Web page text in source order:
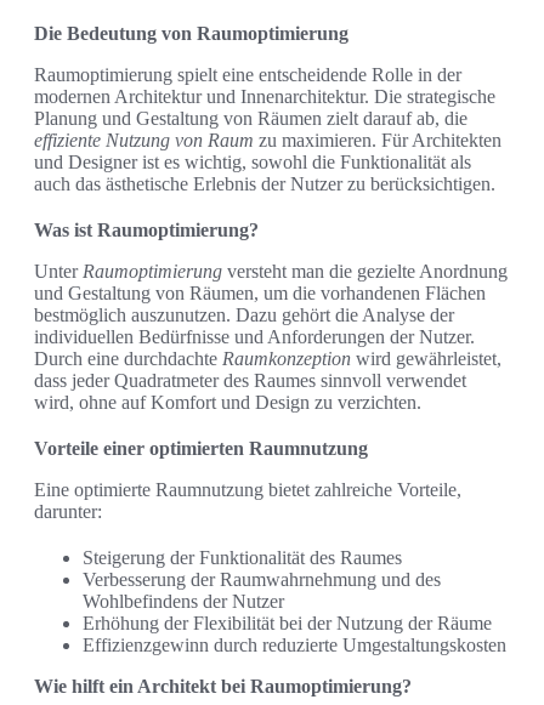
Die Bedeutung von Raumoptimierung
Raumoptimierung spielt eine entscheidende Rolle in der
modernen Architektur und Innenarchitektur. Die strategische
Planung und Gestaltung von Räumen zielt darauf ab, die
effiziente Nutzung von Raum zu maximieren. Für Architekten
und Designer ist es wichtig, sowohl die Funktionalität als
auch das ästhetische Erlebnis der Nutzer zu berücksichtigen.
Was ist Raumoptimierung?
Unter Raumoptimierung versteht man die gezielte Anordnung
und Gestaltung von Räumen, um die vorhandenen Flächen
bestmöglich auszunutzen. Dazu gehört die Analyse der
individuellen Bedürfnisse und Anforderungen der Nutzer.
Durch eine durchdachte Raumkonzeption wird gewährleistet,
dass jeder Quadratmeter des Raumes sinnvoll verwendet
wird, ohne auf Komfort und Design zu verzichten.
Vorteile einer optimierten Raumnutzung
Eine optimierte Raumnutzung bietet zahlreiche Vorteile,
darunter:
Steigerung der Funktionalität des Raumes
Verbesserung der Raumwahrnehmung und des
Wohlbefindens der Nutzer
Erhöhung der Flexibilität bei der Nutzung der Räume
Effizienzgewinn durch reduzierte Umgestaltungskosten
Wie hilft ein Architekt bei Raumoptimierung?